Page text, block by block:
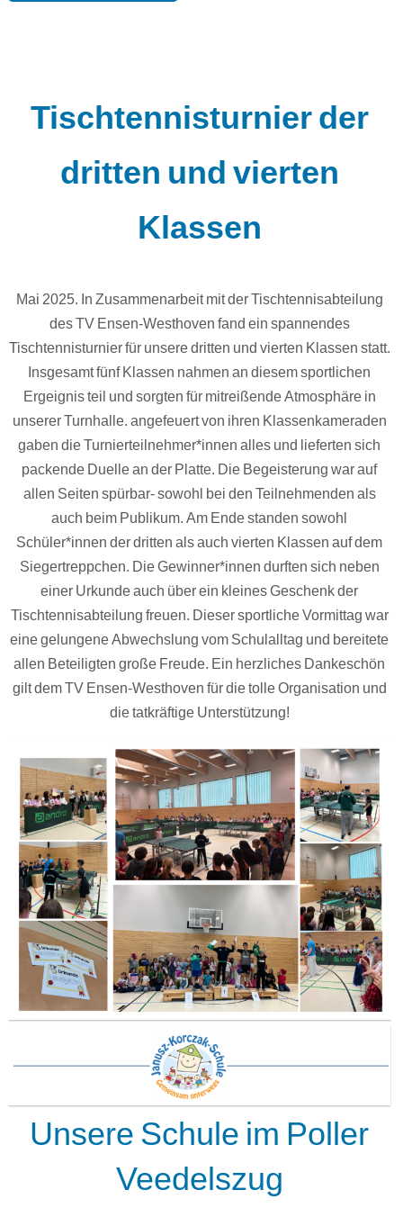
Tischtennisturnier der
dritten und vierten
Klassen
Mai 2025. In Zusammenarbeit mit der Tischtennisabteilung
des TV Ensen-Westhoven fand ein spannendes
Tischtennisturnier für unsere dritten und vierten Klassen statt.
Insgesamt fünf Klassen nahmen an diesem sportlichen
Ergeignis teil und sorgten für mitreißende Atmosphäre in
unserer Turnhalle. angefeuert von ihren Klassenkameraden
gaben die Turnierteilnehmer*innen alles und lieferten sich
packende Duelle an der Platte. Die Begeisterung war auf
allen Seiten spürbar- sowohl bei den Teilnehmenden als
auch beim Publikum. Am Ende standen sowohl
Schüler*innen der dritten als auch vierten Klassen auf dem
Siegertreppchen. Die Gewinner*innen durften sich neben
einer Urkunde auch über ein kleines Geschenk der
Tischtennisabteilung freuen. Dieser sportliche Vormittag war
eine gelungene Abwechslung vom Schulalltag und bereitete
allen Beteiligten große Freude. Ein herzliches Dankeschön
gilt dem TV Ensen-Westhoven für die tolle Organisation und
die tatkräftige Unterstützung!
Unsere Schule im Poller
Veedelszug